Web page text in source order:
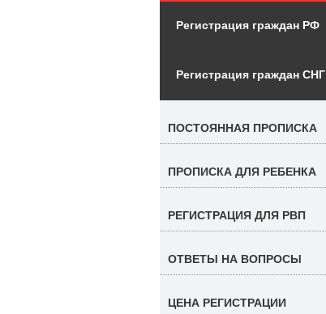
Регистрация граждан РФ
Регистрация граждан СНГ
ПОСТОЯННАЯ ПРОПИСКА
ПРОПИСКА ДЛЯ РЕБЕНКА
РЕГИСТРАЦИЯ ДЛЯ РВП
ОТВЕТЫ НА ВОПРОСЫ
ЦЕНА РЕГИСТРАЦИИ